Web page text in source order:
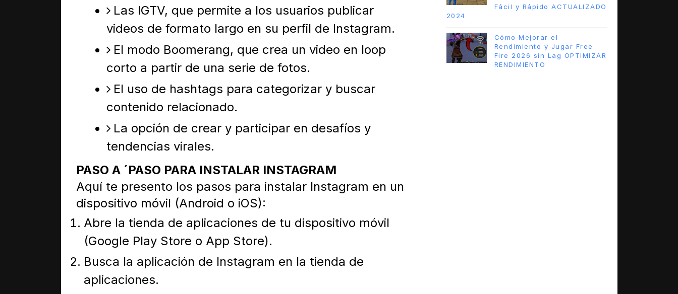
Las IGTV, que permite a los usuarios publicar
videos de formato largo en su perfil de Instagram.
El modo Boomerang, que crea un video en loop
corto a partir de una serie de fotos.
El uso de hashtags para categorizar y buscar
contenido relacionado.
La opción de crear y participar en desafíos y
tendencias virales.
PASO A ´PASO PARA INSTALAR INSTAGRAM
Aquí te presento los pasos para instalar Instagram en un
dispositivo móvil (Android o iOS):
Abre la tienda de aplicaciones de tu dispositivo móvil
(Google Play Store o App Store).
Busca la aplicación de Instagram en la tienda de
aplicaciones.
Fácil y Rápido ACTUALIZADO
2024
Cómo Mejorar el
Rendimiento y Jugar Free
Fire 2026 sin Lag OPTIMIZAR
RENDIMIENTO